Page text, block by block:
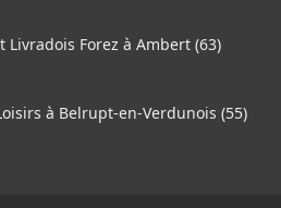
Forez à Ambert (63)
à Belrupt-en-Verdunois (55)